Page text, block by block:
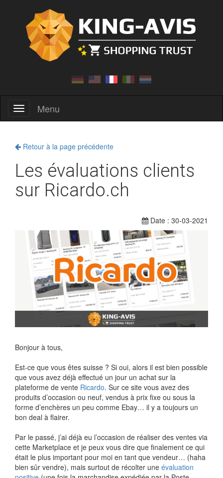
Menu Menu
Retour à la page précédente
Les évaluations clients
sur Ricardo.ch
Date : 30-03-2021
Bonjour à tous,
Est-ce que vous êtes suisse ? Si oui, alors il est bien possible
que vous avez déjà effectué un jour un achat sur la
plateforme de vente Ricardo. Sur ce site vous avez des
produits d’occasion ou neuf, vendus à prix fixe ou sous la
forme d’enchères un peu comme Ebay… il y a toujours un
bon deal à flairer.
Par le passé, j’ai déjà eu l’occasion de réaliser des ventes via
cette Marketplace et je peux vous dire que finalement ce qui
était le plus important pour moi en tant que vendeur… (haha
bien sûr vendre), mais surtout de récolter une évaluation